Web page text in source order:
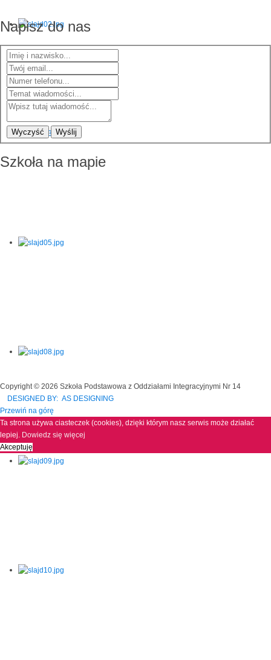
Napisz do nas
Wyczyść Wyślij
Szkoła na mapie
Copyright © 2026 Szkoła Podstawowa z Oddziałami Integracyjnymi Nr 14
DESIGNED BY: AS DESIGNING
Przewiń na górę
Ta strona używa ciasteczek (cookies), dzięki którym nasz serwis może działać
lepiej. Dowiedz się więcej
Akceptuję